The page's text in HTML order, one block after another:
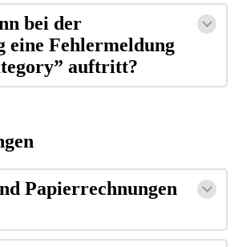
bei der
eine Fehlermeldung
auftritt?
Papierrechnungen